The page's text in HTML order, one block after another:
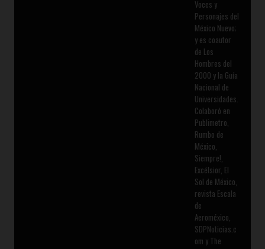
Voces y
Personajes del
México Nuevo;
y es coautor
de Los
Hombres del
2000 y la Guía
Nacional de
Universidades.
Colaboró en
Publimetro,
Rumbo de
México,
Siempre!,
Excélsior, El
Sol de México,
revista Escala
de
Aeroméxico,
SDPNoticias.c
om y The